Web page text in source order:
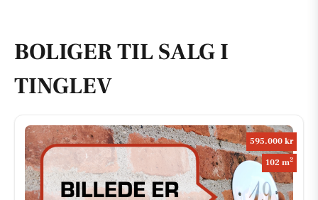
BOLIGER TIL SALG I
TINGLEV
595.000 kr
102 m2